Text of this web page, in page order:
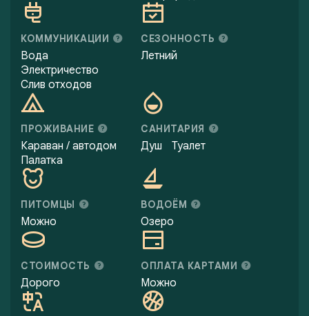
КОММУНИКАЦИИ
Вода
Электричество
Слив отходов
СЕЗОННОСТЬ
Летний
ПРОЖИВАНИЕ
Караван / автодом
Палатка
САНИТАРИЯ
Душ Туалет
ПИТОМЦЫ
Можно
ВОДОЁМ
Озеро
СТОИМОСТЬ
Дорого
ОПЛАТА КАРТАМИ
Можно